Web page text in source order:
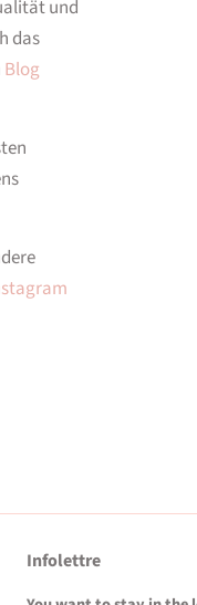
und
das
Blog
Infolettre